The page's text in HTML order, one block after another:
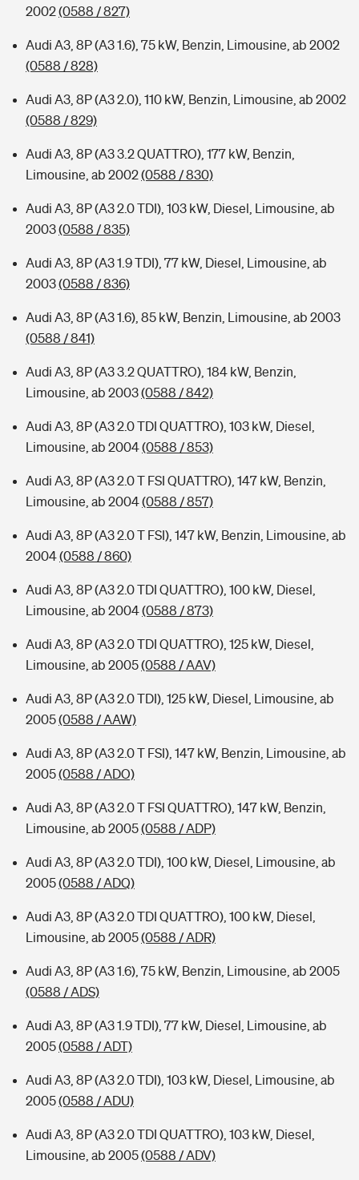
2002(0588 / 827)
Audi A3, 8P (A3 1.6), 75 kW, Benzin, Limousine, ab 2002
(0588 / 828)
Audi A3, 8P (A3 2.0), 110 kW, Benzin, Limousine, ab 2002
(0588 / 829)
Audi A3, 8P (A3 3.2 QUATTRO), 177 kW, Benzin,
Limousine, ab 2002(0588 / 830)
Audi A3, 8P (A3 2.0 TDI), 103 kW, Diesel, Limousine, ab
2003(0588 / 835)
Audi A3, 8P (A3 1.9 TDI), 77 kW, Diesel, Limousine, ab
2003(0588 / 836)
Audi A3, 8P (A3 1.6), 85 kW, Benzin, Limousine, ab 2003
(0588 / 841)
Audi A3, 8P (A3 3.2 QUATTRO), 184 kW, Benzin,
Limousine, ab 2003(0588 / 842)
Audi A3, 8P (A3 2.0 TDI QUATTRO), 103 kW, Diesel,
Limousine, ab 2004(0588 / 853)
Audi A3, 8P (A3 2.0 T FSI QUATTRO), 147 kW, Benzin,
Limousine, ab 2004(0588 / 857)
Audi A3, 8P (A3 2.0 T FSI), 147 kW, Benzin, Limousine, ab
2004(0588 / 860)
Audi A3, 8P (A3 2.0 TDI QUATTRO), 100 kW, Diesel,
Limousine, ab 2004(0588 / 873)
Audi A3, 8P (A3 2.0 TDI QUATTRO), 125 kW, Diesel,
Limousine, ab 2005(0588 / AAV)
Audi A3, 8P (A3 2.0 TDI), 125 kW, Diesel, Limousine, ab
2005(0588 / AAW)
Audi A3, 8P (A3 2.0 T FSI), 147 kW, Benzin, Limousine, ab
2005(0588 / ADO)
Audi A3, 8P (A3 2.0 T FSI QUATTRO), 147 kW, Benzin,
Limousine, ab 2005(0588 / ADP)
Audi A3, 8P (A3 2.0 TDI), 100 kW, Diesel, Limousine, ab
2005(0588 / ADQ)
Audi A3, 8P (A3 2.0 TDI QUATTRO), 100 kW, Diesel,
Limousine, ab 2005(0588 / ADR)
Audi A3, 8P (A3 1.6), 75 kW, Benzin, Limousine, ab 2005
(0588 / ADS)
Audi A3, 8P (A3 1.9 TDI), 77 kW, Diesel, Limousine, ab
2005(0588 / ADT)
Audi A3, 8P (A3 2.0 TDI), 103 kW, Diesel, Limousine, ab
2005(0588 / ADU)
Audi A3, 8P (A3 2.0 TDI QUATTRO), 103 kW, Diesel,
Limousine, ab 2005(0588 / ADV)